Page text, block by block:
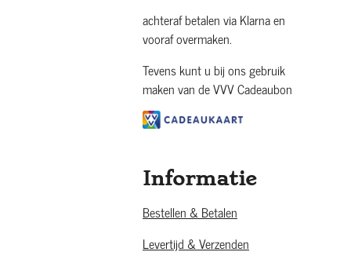
achteraf betalen via Klarna en
vooraf overmaken.
Tevens kunt u bij ons gebruik
maken van de VVV Cadeaubon
Informatie
Bestellen & Betalen
Levertijd & Verzenden